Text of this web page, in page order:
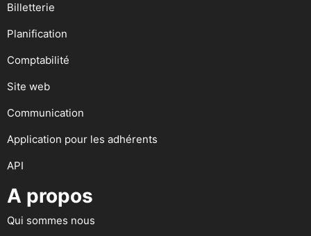
Billetterie
Planification
Comptabilité
Site web
Communication
Application pour les adhérents
API
A propos
Qui sommes nous